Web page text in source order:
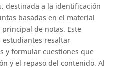
destinada a la identificación
basadas en el material
de notas. Este
estudiantes resaltar
y formular cuestiones que
y el repaso del contenido. Al